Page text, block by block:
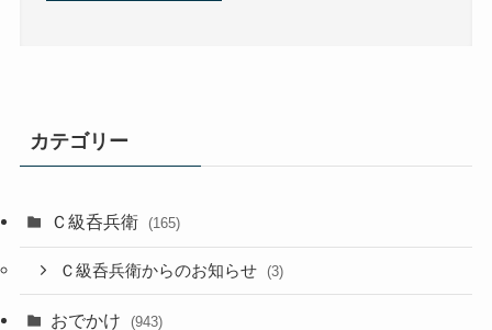
カテゴリー
Ｃ級呑兵衛 (165)
Ｃ級呑兵衛からのお知らせ (3)
おでかけ (943)